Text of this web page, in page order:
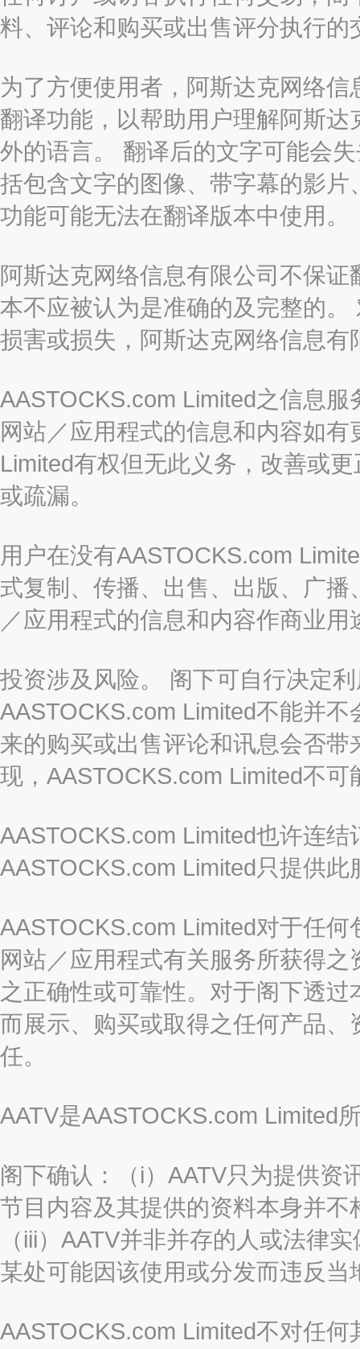
料、评论和购买或出售评分执行的
为了方便使用者，阿斯达克网络
翻译功能，以帮助用户理解阿斯
外的语言。 翻译后的文字可能会
括包含文字的图像、带字幕的影
功能可能无法在翻译版本中使用。
阿斯达克网络信息有限公司不保
本不应被认为是准确的及完整的
损害或损失，阿斯达克网络信息
AASTOCKS.com Limited之信息
网站／应用程式的信息和内容如
Limited有权但无此义务，改善或
或疏漏。
用户在没有AASTOCKS.com
式复制、传播、出售、出版、广
／应用程式的信息和内容作商业用
投资涉及风险。 阁下可自行决定
AASTOCKS.com Limited不能并
来的购买或出售评论和讯息会否
现，AASTOCKS.com Limited不
AASTOCKS.com Limited也许连
AASTOCKS.com Limited只提供
AASTOCKS.com Limited对于任
网站／应用程式有关服务所获得
之正确性或可靠性。对于阁下透
而展示、购买或取得之任何产品
任。
AATV是AASTOCKS.com Limited
阁下确认：（i）AATV只为提供资
节目内容及其提供的资料本身并
（iii）AATV并非并存的人或法律
某处可能因该使用或分发而违反当
AASTOCKS.com Limited不对任